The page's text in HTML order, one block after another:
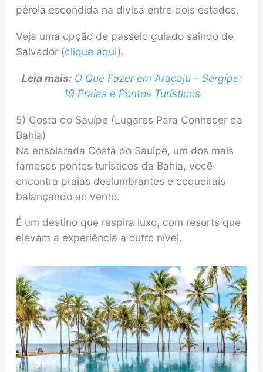
pérola escondida na divisa entre dois estados.
Veja uma opção de passeio guiado saindo de
Salvador (clique aqui).
Leia mais: O Que Fazer em Aracaju – Sergipe:
19 Praias e Pontos Turísticos
5) Costa do Sauípe (Lugares Para Conhecer da
Bahia)
Na ensolarada Costa do Sauípe, um dos mais
famosos pontos turísticos da Bahia, você
encontra praias deslumbrantes e coqueirais
balançando ao vento.
É um destino que respira luxo, com resorts que
elevam a experiência a outro nível.